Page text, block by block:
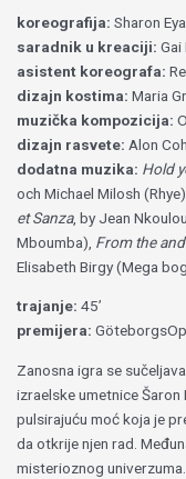
koreografija: Sharon
saradnik u kreaciji: Gai
asistent koreografa:
dizajn kostima: Maria
muzička kompozicija:
dizajn rasvete: Alon
dodatna muzika: Hold
och Michael Milosh (Rhye),
et Sanza, by Jean
Mboumba), From the
Elisabeth Birgy (Mega
trajanje: 45’
premijera:
Zanosna igra se
izraelske umetnice Šaron
pulsirajuću moć koja je
da otkrije njen rad.
misterioznog